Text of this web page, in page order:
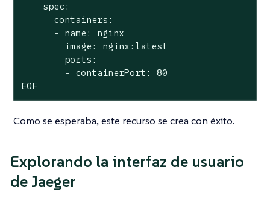
    spec:
      containers:
      - name: nginx
        image: nginx:latest
        ports:
        - containerPort: 80
EOF
Como se esperaba, este recurso se crea con éxito.
Explorando la interfaz de usuario
de Jaeger